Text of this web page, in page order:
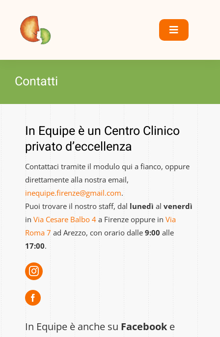
a
o
n
t
e
n
u
t
o
Toggle
Servizi
Centro DSA
Dove siamo
Collaborazioni
Gallery
Contatti
Contatti
In Equipe è un Centro Clinico
privato d’eccellenza
Contattaci tramite il modulo qui a fianco, oppure
direttamente alla nostra email,
inequipe.firenze@gmail.com.
Puoi trovare il nostro staff, dal lunedì alvenerdì
inVia Cesare Balbo 4 a Firenze oppure inVia
Roma 7 ad Arezzo, con orario dalle9:00 alle
17:00.
In Equipe è anche su Facebook e